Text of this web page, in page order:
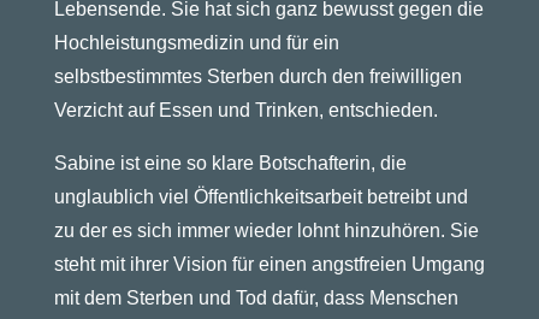
Lebensende. Sie hat sich ganz bewusst gegen die
Hochleistungsmedizin und für ein
selbstbestimmtes Sterben durch den freiwilligen
Verzicht auf Essen und Trinken, entschieden.
Sabine ist eine so klare Botschafterin, die
unglaublich viel Öffentlichkeitsarbeit betreibt und
zu der es sich immer wieder lohnt hinzuhören. Sie
steht mit ihrer Vision für einen angstfreien Umgang
mit dem Sterben und Tod dafür, dass Menschen